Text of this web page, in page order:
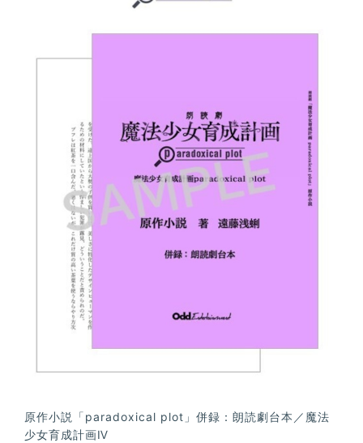
原作小説「paradoxical plot」併録：朗読劇台本／魔法
少女育成計画Ⅳ